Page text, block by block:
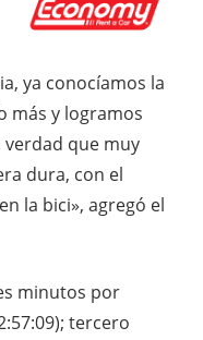
ya conocíamos la
más y logramos
que muy
dura, con el
la bici», agregó el
minutos por
tercero